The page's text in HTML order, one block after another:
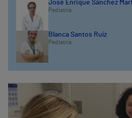
José Enrique Sánchez
Pediatría
Blanca Santos Ruíz
Pediatría